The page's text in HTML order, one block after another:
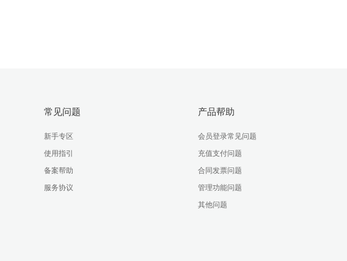
常见问题
新手专区
使用指引
备案帮助
服务协议
产品帮助
会员登录常见问题
充值支付问题
合同发票问题
管理功能问题
其他问题